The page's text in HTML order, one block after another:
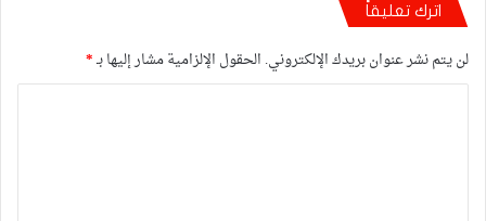
اترك تعليقاً
لن يتم نشر عنوان بريدك الإلكتروني. الحقول الإلزامية مشار إليها بـ*